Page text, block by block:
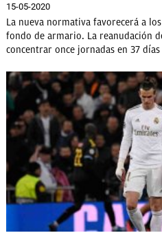
15-05-2020
La nueva normativa favorecerá a
fondo de armario. La reanudación
concentrar once jornadas en 37